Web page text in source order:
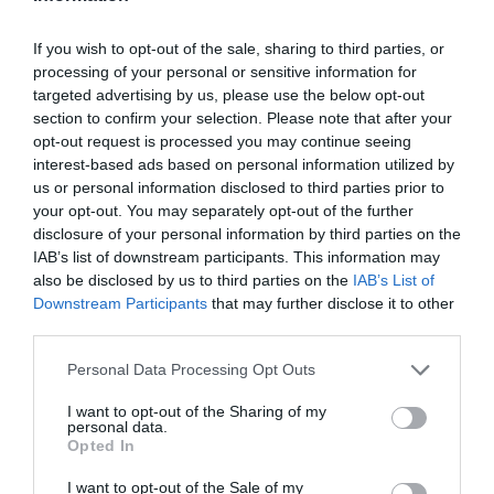
If you wish to opt-out of the sale, sharing to third parties, or
processing of your personal or sensitive information for
targeted advertising by us, please use the below opt-out
section to confirm your selection. Please note that after your
opt-out request is processed you may continue seeing
interest-based ads based on personal information utilized by
us or personal information disclosed to third parties prior to
your opt-out. You may separately opt-out of the further
disclosure of your personal information by third parties on the
IAB’s list of downstream participants. This information may
also be disclosed by us to third parties on the IAB’s List of
Downstream Participants that may further disclose it to other
Personal Data Processing Opt Outs
I want to opt-out of the Sharing of my
personal data.
Opted In
I want to opt-out of the Sale of my
sostenible pot ser identificat a través de
comportaments proambientals, prosocials i de
lideratge ètic. No obstant això, només un terç de
les persones directives amb capacitat d'execució
són sostenibles. Els líders sostenibles no sols
estan sensibilitzats amb la sostenibilitat, sinó que
dominen també tres competències clau:
l'empatia, el lideratge i l'execució. Quan aquests
tres factors coincideixen, se situen per sobre
Els ODS ofereixen una
oportunitat única a les